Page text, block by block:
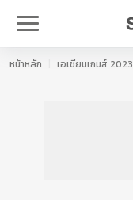
หน้าหลัก เอเชียนเกมส์ 2023